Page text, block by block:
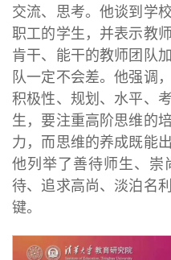
交流、思考。他谈到学
职工的学生，并表示教
肯干、能干的教师团队
队一定不会差。他强调
积极性、规划、水平、
生，要注重高阶思维的
力，而思维的养成既能
他列举了善待师生、崇
待、追求高尚、淡泊名
键。